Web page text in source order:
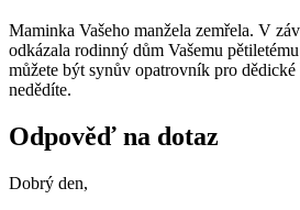
Maminka Vašeho manžela zemřela. V
odkázala rodinný dům Vašemu
můžete být synův opatrovník pro
nedědíte.
Odpověď na dotaz
Dobrý den,